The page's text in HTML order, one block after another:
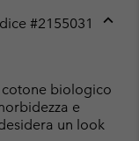
#2155031
cotone biologico
e
un look